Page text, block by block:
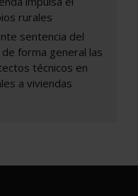
rurales
sentencia del
forma general las
técnicos en
a viviendas